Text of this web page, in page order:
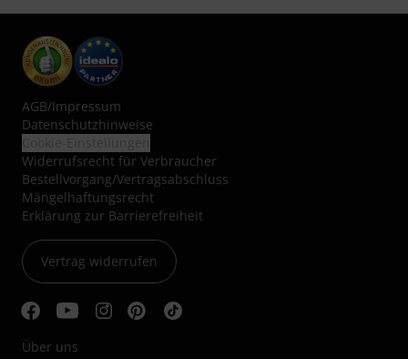
AGB/Impressum
Datenschutzhinweise
Widerrufsrecht für Verbraucher
Bestellvorgang/Vertragsabschluss
Mängelhaftungsrecht
Erklärung zur Barrierefreiheit
Vertrag widerrufen
Über uns